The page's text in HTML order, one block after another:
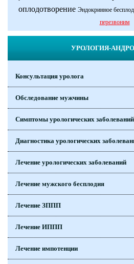
оплодотворение Эндокринное
перезвоним
УРОЛОГИЯ-
Консультация уролога
Обследование мужчины
Симптомы урологических заболеваний
Диагностика урологических
Лечение урологических заболеваний
Лечение мужского бесплодия
Лечение ЗППП
Лечение ИППП
Лечение импотенции